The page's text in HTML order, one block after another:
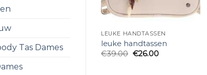
Tas Dames
LEUKE HANDTASSEN
leuke handtassen
€39.00 €26.00